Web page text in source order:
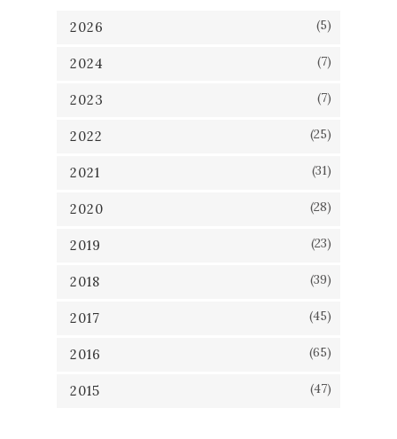
2026 (5)
2024 (7)
2023 (7)
2022 (25)
2021 (31)
2020 (28)
2019 (23)
2018 (39)
2017 (45)
2016 (65)
2015 (47)